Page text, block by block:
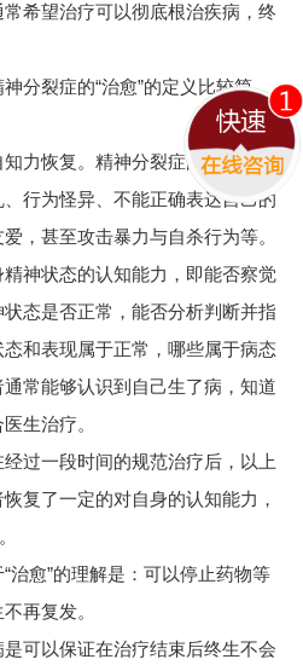
希望治疗可以彻底根治疾病，终
裂症的“治愈”的定义比较简
力恢复。精神分裂症的典型症状
行为怪异、不能正确表达自己的
，甚至攻击暴力与自杀行为等。
神状态的认知能力，即能否察觉
态是否正常，能否分析判断并指
和表现属于正常，哪些属于病态
常能够认识到自己生了病，知道
生治疗。
过一段时间的规范治疗后，以上
复了一定的对自身的认知能力，
愈”的理解是：可以停止药物等
再复发。
以保证在治疗结束后终生不会